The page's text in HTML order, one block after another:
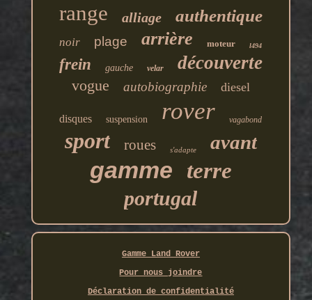
range alliage authentique
noir plage arrière moteur l494
frein gauche velar découverte
vogue autobiographie diesel
disques suspension rover vagabond
sport roues s'adapte avant
gamme terre
portugal
Gamme Land Rover
Pour nous joindre
Déclaration de confidentialité